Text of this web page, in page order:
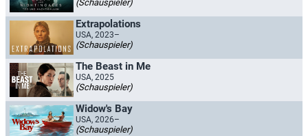
(Schauspieler)
Extrapolations
USA, 2023–
(Schauspieler)
The Beast in Me
USA, 2025
(Schauspieler)
Widow's Bay
USA, 2026–
(Schauspieler)